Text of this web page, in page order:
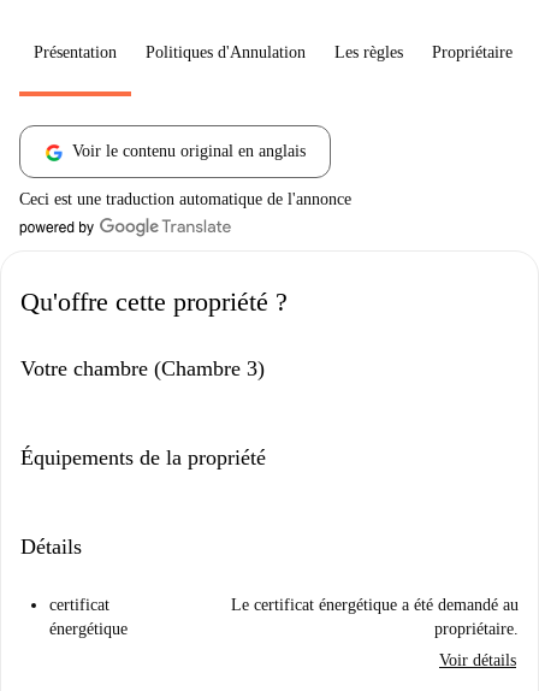
Présentation Politiques d'Annulation Les règles Propriétaire
Voir le contenu original en anglais
Ceci est une traduction automatique de l'annonce
Qu'offre cette propriété ?
Votre chambre (Chambre 3)
Équipements de la propriété
Détails
certificat
énergétique
Le certificat énergétique a été demandé au
propriétaire.
Voir détails